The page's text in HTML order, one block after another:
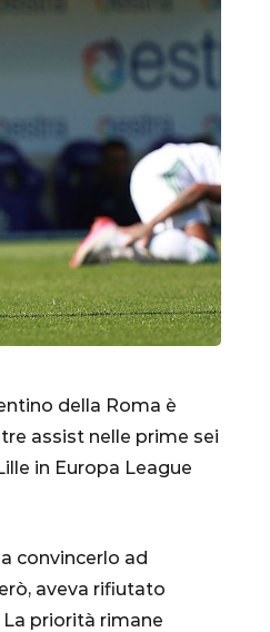
della Roma è
assist nelle prime sei
in Europa League
convincerlo ad
aveva rifiutato
La priorità rimane
MONDIALE QATAR